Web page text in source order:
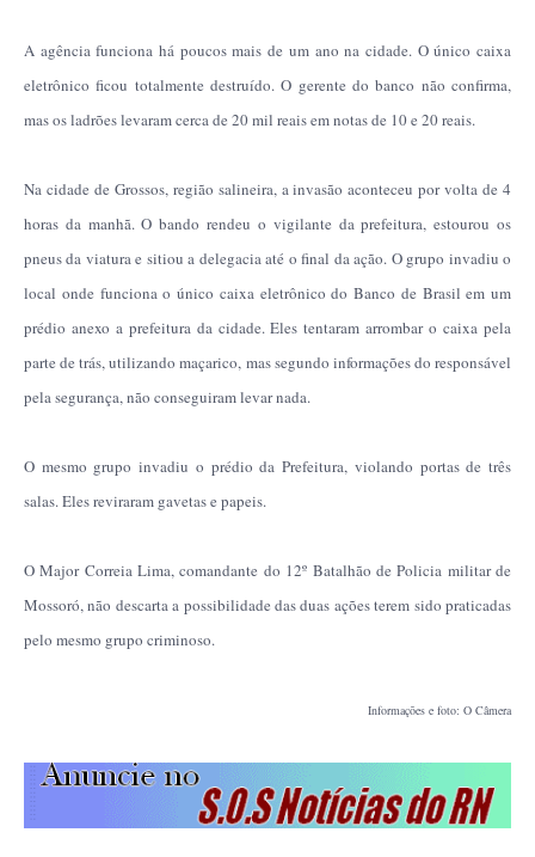
A agência funciona há poucos mais de um ano na cidade. O único caixa
eletrônico ficou totalmente destruído. O gerente do banco não confirma,
mas os ladrões levaram cerca de 20mil reais em notas de 10 e 20 reais.
Na cidade de Grossos, região salineira, a invasão aconteceu por volta de 4
horas da manhã. O bando rendeu o vigilante da prefeitura, estourou os
pneus da viatura e sitiou a delegacia até o final da ação. O grupo invadiu o
local onde funciona o único caixa eletrônico do Banco de Brasil em um
prédio anexo a prefeitura da cidade. Eles tentaram arrombar o caixa pela
parte de trás, utilizando maçarico, mas segundo informações do responsável
pela segurança, não conseguiram levar nada.
O mesmo grupo invadiu o prédio da Prefeitura, violando portas de três
salas. Eles reviraram gavetas e papeis.
O Major Correia Lima, comandante do 12º Batalhão de Policia militar de
Mossoró, não descarta a possibilidade das duas ações terem sido praticadas
pelo mesmo grupo criminoso.
Informações e foto: O Câmera